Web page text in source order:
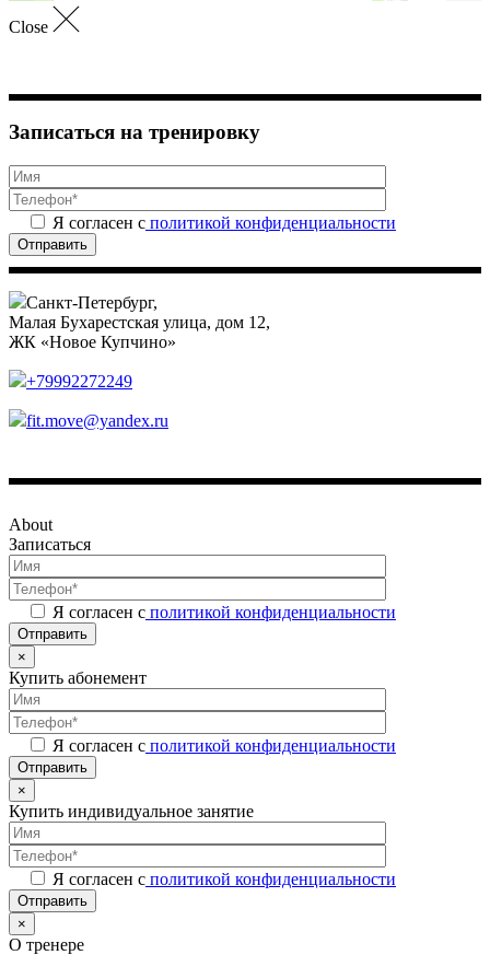
Close
Записаться на тренировку
Я согласен с политикой конфиденциальности
Отправить
Санкт-Петербург,
Малая Бухарестская улица, дом 12,
ЖК «Новое Купчино»
+79992272249
fit.move@yandex.ru
About
Записаться
Я согласен с политикой конфиденциальности
Отправить
×
Купить абонемент
Я согласен с политикой конфиденциальности
Отправить
×
Купить индивидуальное занятие
Я согласен с политикой конфиденциальности
Отправить
×
О тренере